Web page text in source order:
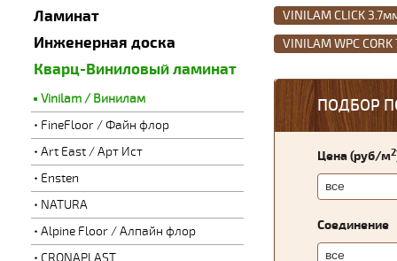
Ламинат
Инженерная доска
Кварц-Виниловый ламинат
Vinilam / Винилам
FineFloor / Файн флор
Art East / Арт Ист
Ensten
NATURA
Alpine Floor / Алпайн флор
CRONAPLAST
VINILAM CLICK
VINILAM WPC
ПОДБОР
Цена (руб/м2
Соединение